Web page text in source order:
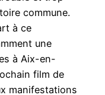
commune.
à ce
une
à Aix-en-
film de
manifestations